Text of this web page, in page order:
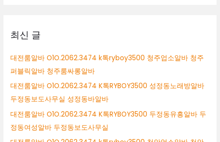
최신 글
대전룸알바 O1O.2062.3474 k톡ryboy3500 청주업소알바 청주
퍼블릭알바 청주룸싸롱알바
대전룸알바 O1O.2062.3474 K톡RYBOY3500 성정동노래방알바
두정동보도사무실 성정동바알바
대전룸알바 O1O.2062.3474 K톡RYBOY3500 두정동유흥알바 두
정동여성알바 두정동보도사무실